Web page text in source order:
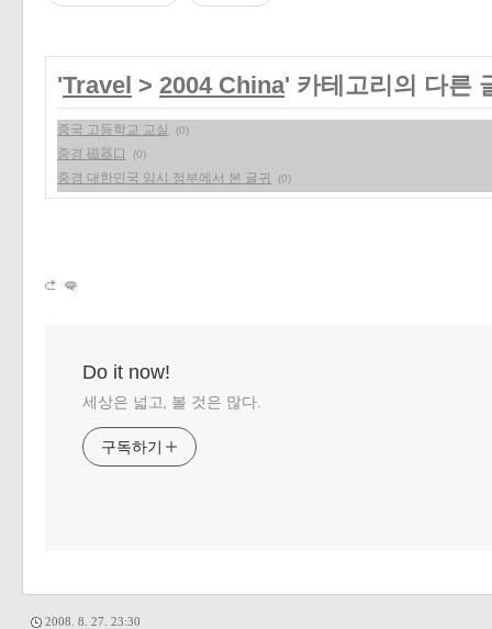
'Travel > 2004 China' 카테고리의 다른
중국 고등학교 교실 (0)
중경 磁器口 (0)
중경 대한민국 임시 정부에서 본 글귀 (0)
Do it now!
세상은 넓고, 볼 것은 많다.
구독하기
2008. 8. 27. 23:30